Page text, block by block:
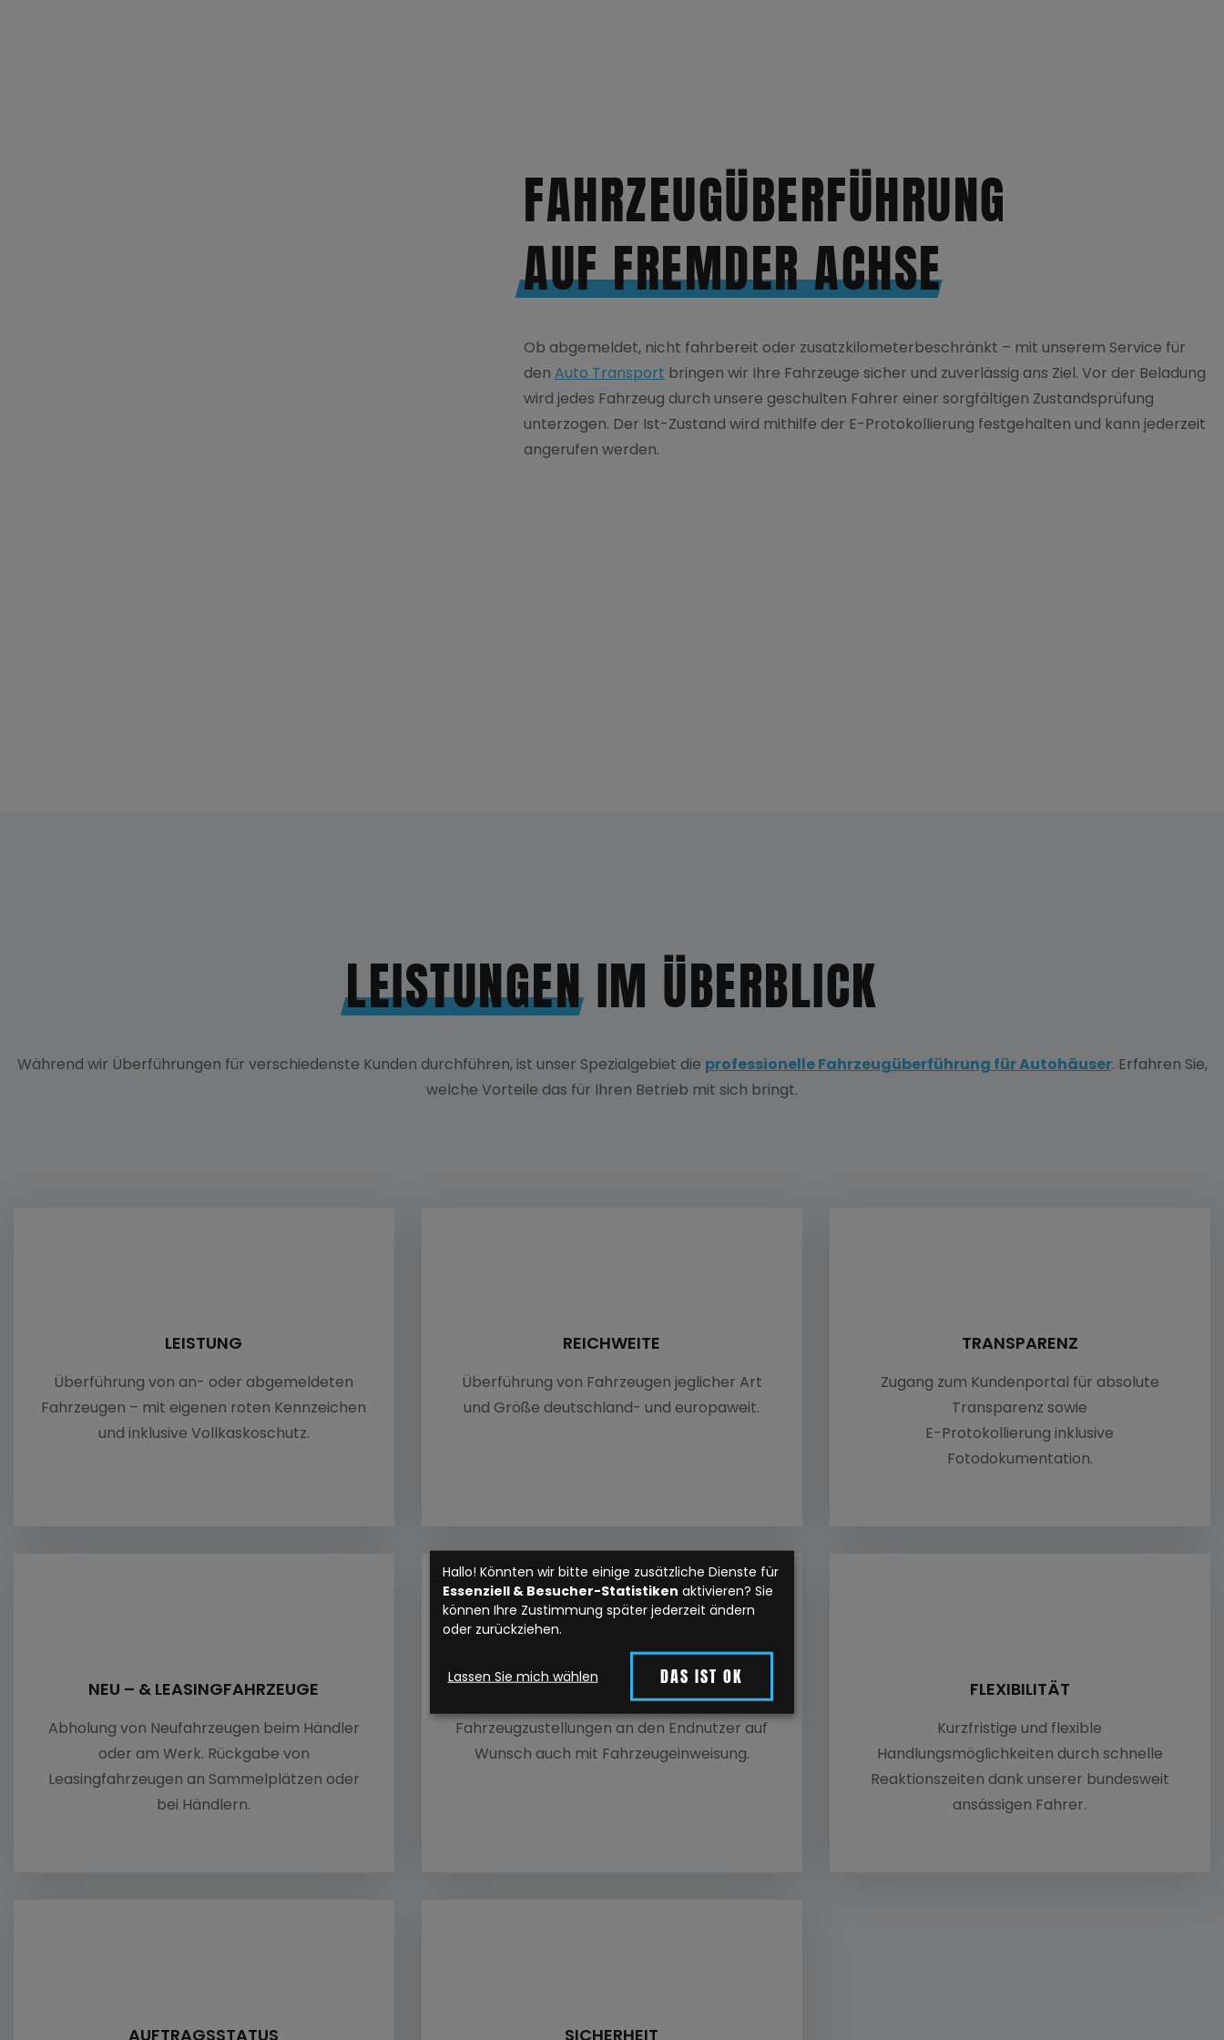
Stellplätze & Platzdienstleistungen
Fahrzeugaufbereitung
Anhängerüberführung
PKW Transport
Fahrzeugtransport
Autotransport
FAHRZEUGÜBERFÜHRUNG
AUF FREMDER ACHSE
Ob abgemeldet, nicht fahrbereit oder zusatzkilometerbeschränkt – mit unserem Service für
den Auto Transport bringen wir Ihre Fahrzeuge sicher und zuverlässig ans Ziel. Vor der Beladung
wird jedes Fahrzeug durch unsere geschulten Fahrer einer sorgfältigen Zustandsprüfung
unterzogen. Der Ist-Zustand wird mithilfe der E-Protokollierung festgehalten und kann jederzeit
angerufen werden.
LEISTUNGENIM ÜBERBLICK
Während wir Überführungen für verschiedenste Kunden durchführen, ist unser Spezialgebiet die professionelle Fahrzeugüberführung für Autohäuser. Erfahren Sie,
welche Vorteile das für Ihren Betrieb mit sich bringt.
LEISTUNG
Überführung von an- oder abgemeldeten
Fahrzeugen – mit eigenen roten Kennzeichen
und inklusive Vollkaskoschutz.
REICHWEITE
Überführung von Fahrzeugen jeglicher Art
und Größe deutschland- und europaweit.
TRANSPARENZ
Zugang zum Kundenportal für absolute
Transparenz sowie
E-Protokollierung inklusive
Fotodokumentation.
NEU – & LEASINGFAHRZEUGE
Abholung von Neufahrzeugen beim Händler
oder am Werk. Rückgabe von
Leasingfahrzeugen an Sammelplätzen oder
bei Händlern.
FAHRZEUGZUSTELLUNG
Fahrzeugzustellungen an den Endnutzer auf
Wunsch auch mit Fahrzeugeinweisung.
FLEXIBILITÄT
Kurzfristige und flexible
Handlungsmöglichkeiten durch schnelle
Reaktionszeiten dank unserer bundesweit
ansässigen Fahrer.
AUFTRAGSSTATUS SICHERHEIT
Hallo! Könnten wir bitte einige zusätzliche Dienste für
Essenziell & Besucher-Statistiken aktivieren? Sie
können Ihre Zustimmung später jederzeit ändern
oder zurückziehen.
Lassen Sie mich wählen DAS IST OK